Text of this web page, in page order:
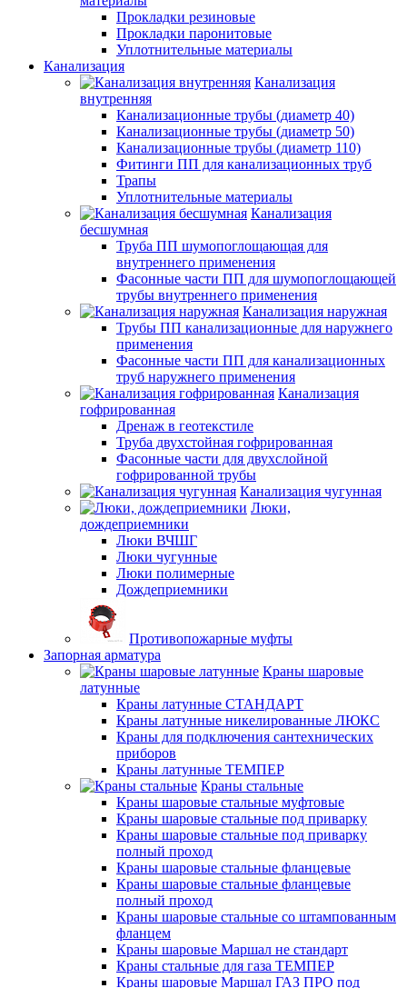
Прокладки резиновые
Прокладки паронитовые
Уплотнительные материалы
Канализация
Канализация
внутренняя
Канализационные трубы (диаметр 40)
Канализационные трубы (диаметр 50)
Канализационные трубы (диаметр 110)
Фитинги ПП для канализационных труб
Трапы
Уплотнительные материалы
Канализация
бесшумная
Труба ПП шумопоглощающая для
внутреннего применения
Фасонные части ПП для шумопоглощающей
трубы внутреннего применения
Канализация наружная
Трубы ПП канализационные для наружнего
применения
Фасонные части ПП для канализационных
труб наружнего применения
Канализация
гофрированная
Дренаж в геотекстиле
Труба двухстойная гофрированная
Фасонные части для двухслойной
гофрированной трубы
Канализация чугунная
Люки,
дождеприемники
Люки ВЧШГ
Люки чугунные
Люки полимерные
Дождеприемники
Противопожарные муфты
Запорная арматура
Краны шаровые
латунные
Краны латунные СТАНДАРТ
Краны латунные никелированные ЛЮКС
Краны для подключения сантехнических
приборов
Краны латунные ТЕМПЕР
Краны стальные
Краны шаровые стальные муфтовые
Краны шаровые стальные под приварку
Краны шаровые стальные под приварку
полный проход
Краны шаровые стальные фланцевые
Краны шаровые стальные фланцевые
полный проход
Краны шаровые стальные со штампованным
фланцем
Краны шаровые Маршал не стандарт
Краны стальные для газа ТЕМПЕР
Краны шаровые Маршал ГАЗ ПРО под